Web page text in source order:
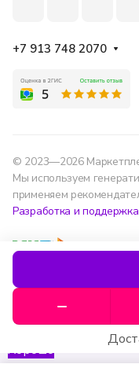
+7 913 748 2070
© 2023—2026
Мы используем
применяем
Разработка и
Мы используем
сервиса и аналитики
обработки данных
Хорошо